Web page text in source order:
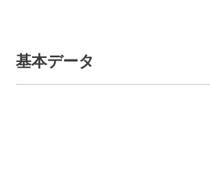
基本データ